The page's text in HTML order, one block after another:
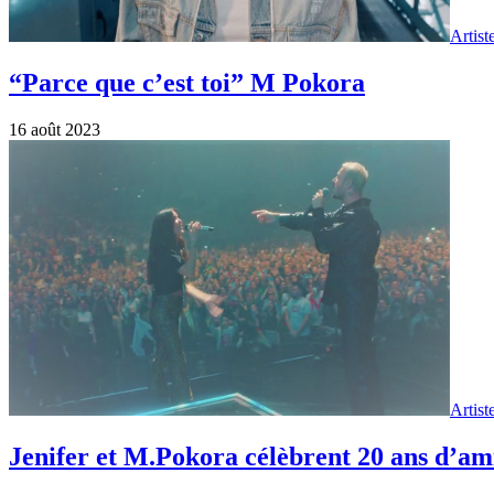
“Parce que c’est toi” M Pokora
16 août 2023
Jenifer et M.Pokora célèbrent 20 ans